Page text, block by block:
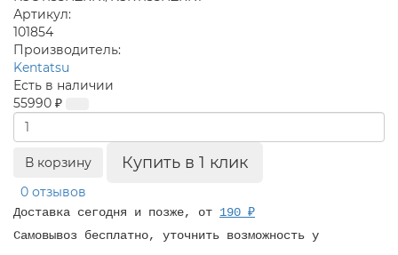
Артикул:
101854
Производитель:
Kentatsu
Есть в наличии
55990 ₽
В корзину Купить в 1 клик
0 отзывов
Доставка сегодня и позже, от 190 ₽
Самовывоз бесплатно, уточнить возможность у